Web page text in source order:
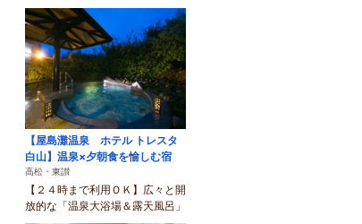
【屋島灘温泉 ホテル トレスタ
白山】温泉×夕朝食を愉しむ宿
高松・東讃
【２４時まで利用ＯＫ】広々と開
放的な「温泉大浴場＆露天風呂」